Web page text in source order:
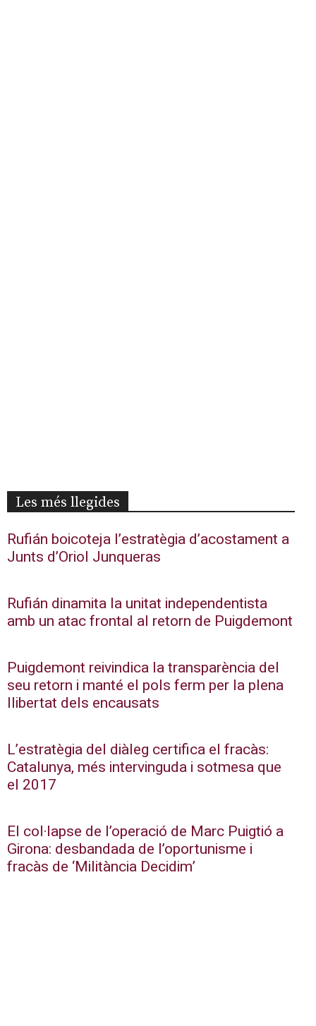
Les més llegides
Rufián boicoteja l’estratègia d’acostament a
Junts d’Oriol Junqueras
Rufián dinamita la unitat independentista
amb un atac frontal al retorn de Puigdemont
Puigdemont reivindica la transparència del
seu retorn i manté el pols ferm per la plena
llibertat dels encausats
L’estratègia del diàleg certifica el fracàs:
Catalunya, més intervinguda i sotmesa que
el 2017
El col·lapse de l’operació de Marc Puigtió a
Girona: desbandada de l’oportunisme i
fracàs de ‘Militància Decidim’